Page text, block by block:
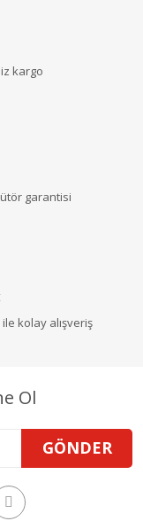
kargo
garantisi
kolay alışveriş
Ol
GÖNDER